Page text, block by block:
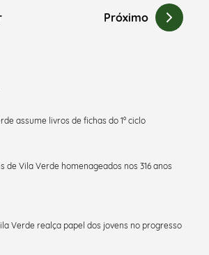
Próximo
assume livros de fichas do 1º ciclo
de Vila Verde homenageados nos 316 anos
Verde realça papel dos jovens no progresso